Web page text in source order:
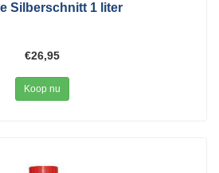
Silberschnitt 1 liter
€26,95
Koop nu